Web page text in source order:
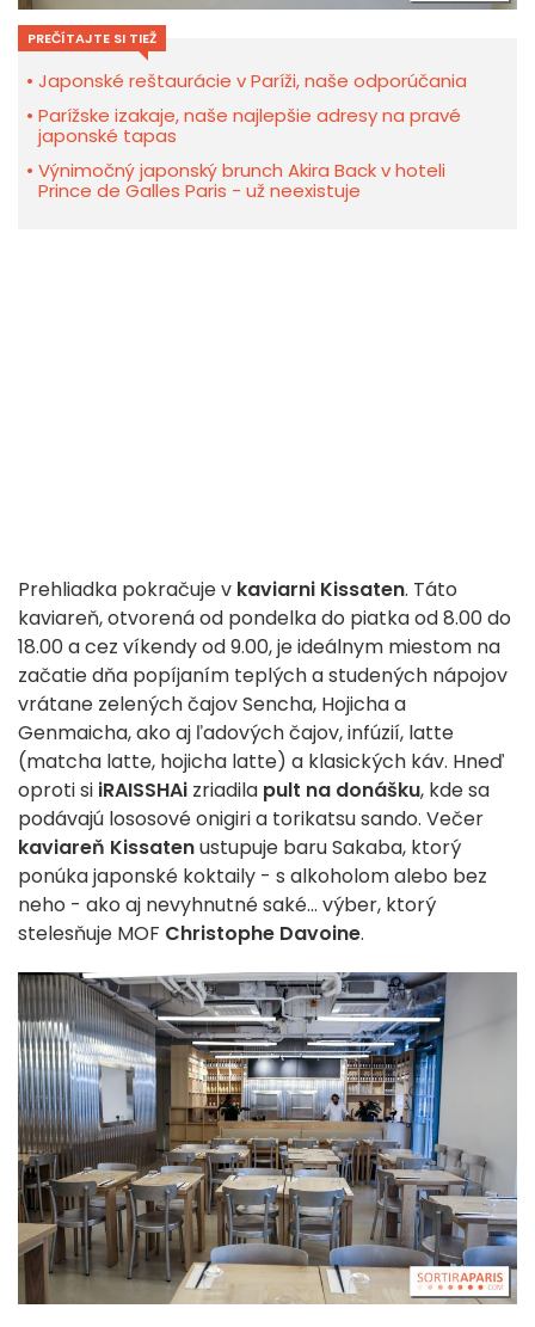
PREČÍTAJTE SI TIEŽ
Japonské reštaurácie v Paríži, naše odporúčania
Parížske izakaje, naše najlepšie adresy na pravé
japonské tapas
Výnimočný japonský brunch Akira Back v hoteli
Prince de Galles Paris - už neexistuje
Prehliadka pokračuje v kaviarni Kissaten. Táto
kaviareň, otvorená od pondelka do piatka od 8.00 do
18.00 a cez víkendy od 9.00, je ideálnym miestom na
začatie dňa popíjaním teplých a studených nápojov
vrátane zelených čajov Sencha, Hojicha a
Genmaicha, ako aj ľadových čajov, infúzií, latte
(matcha latte, hojicha latte) a klasických káv. Hneď
oproti si iRAISSHAi zriadila pult na donášku, kde sa
podávajú lososové onigiri a torikatsu sando. Večer
kaviareň Kissatenustupuje baru Sakaba, ktorý
ponúka japonské koktaily - s alkoholom alebo bez
neho - ako aj nevyhnutné saké... výber, ktorý
stelesňuje MOF Christophe Davoine.